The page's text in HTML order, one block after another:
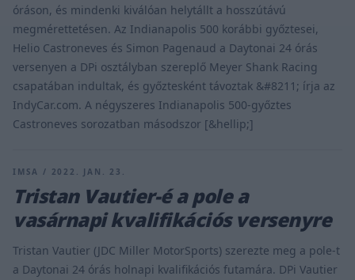
óráson, és mindenki kiválóan helytállt a hosszútávú
megmérettetésen. Az Indianapolis 500 korábbi győztesei,
Helio Castroneves és Simon Pagenaud a Daytonai 24 órás
versenyen a DPi osztályban szereplő Meyer Shank Racing
csapatában indultak, és győztesként távoztak &#8211; írja az
IndyCar.com. A négyszeres Indianapolis 500-győztes
Castroneves sorozatban másodszor [&hellip;]
IMSA / 2022. JAN. 23.
Tristan Vautier-é a pole a
vasárnapi kvalifikációs versenyre
Tristan Vautier (JDC Miller MotorSports) szerezte meg a pole-t
a Daytonai 24 órás holnapi kvalifikációs futamára. DPi Vautier